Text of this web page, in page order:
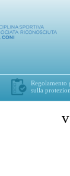
Regolamento
sulla